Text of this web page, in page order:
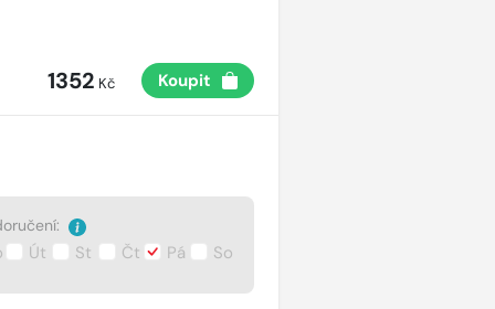
1352 Kč Koupit
Út St Čt Pá So